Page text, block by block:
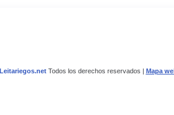
Leitariegos.netTodos los derechos reservados | Mapa